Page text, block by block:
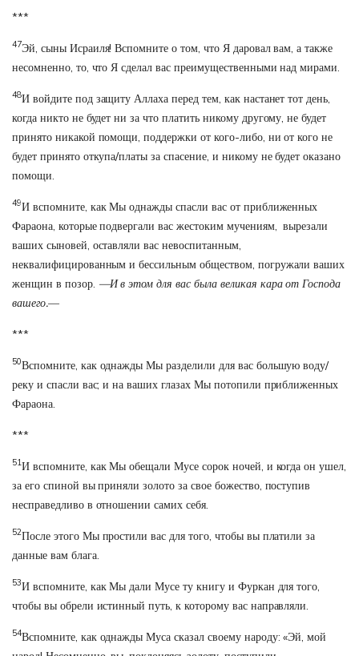
***
47Эй, сыны Исраиля! Вспомните о том, что Я даровал вам, а также
несомненно, то, что Я сделал вас преимущественными над мирами.
48И войдите под защиту Аллаха перед тем, как настанет тот день,
когда никто не будет ни за что платить никому другому, не будет
принято никакой помощи, поддержки от кого-либо, ни от кого не
будет принято откупа/платы за спасение, и никому не будет оказано
помощи.
49И вспомните, как Мы однажды спасли вас от приближенных
Фараона, которые подвергали вас жестоким мучениям, вырезали
ваших сыновей, оставляли вас невоспитанным,
неквалифицированным и бессильным обществом, погружали ваших
женщин в позор. —И в этом для вас была великая кара от Господа
вашего.—
***
50Вспомните, как однажды Мы разделили для вас большую воду/
реку и спасли вас; и на ваших глазах Мы потопили приближенных
Фараона.
***
51И вспомните, как Мы обещали Мусе сорок ночей, и когда он ушел,
за его спиной вы приняли золото за свое божество, поступив
несправедливо в отношении самих себя.
52После этого Мы простили вас для того, чтобы вы платили за
данные вам блага.
53И вспомните, как Мы дали Мусе ту книгу и Фуркан для того,
чтобы вы обрели истинный путь, к которому вас направляли.
54Вспомните, как однажды Муса сказал своему народу: «Эй, мой